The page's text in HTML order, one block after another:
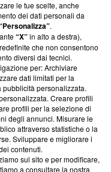
Carlo Frasca, 3 - 6900
le tue scelte, anche
dei dati personali da
.
“X”in alto a destra),
che non consentono
diversi dai tecnici.
per: Archiviare
dati limitati per la
personalizzata.
Creare profili
profili per la selezione di
degli annunci. Misurare le
attraverso statistiche o la
Sviluppare e migliorare i
contenuti.
sul sito e per modificare,
a consultare la nostra